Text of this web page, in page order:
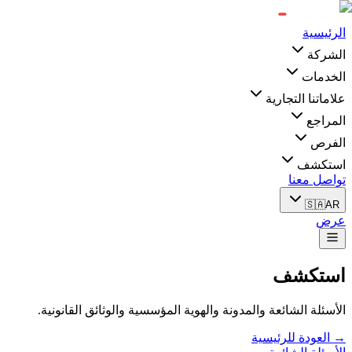
الرئيسية
الشركة
الخدمات
علاماتنا التجارية
المراجع
الفرص
استكشف
تواصل معنا
🇸🇦AR
عرض
استكشف
الأسئلة الشائعة والمدونة والهوية المؤسسية والوثائق القانونية.
→ العودة للرئيسية